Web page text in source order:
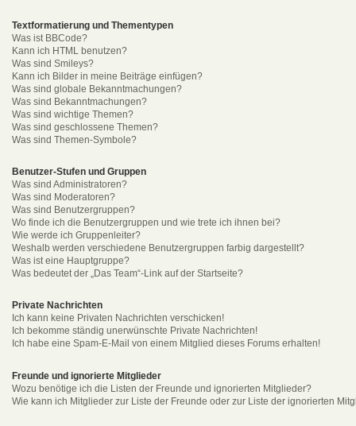
Textformatierung und Thementypen
Was ist BBCode?
Kann ich HTML benutzen?
Was sind Smileys?
Kann ich Bilder in meine Beiträge einfügen?
Was sind globale Bekanntmachungen?
Was sind Bekanntmachungen?
Was sind wichtige Themen?
Was sind geschlossene Themen?
Was sind Themen-Symbole?
Benutzer-Stufen und Gruppen
Was sind Administratoren?
Was sind Moderatoren?
Was sind Benutzergruppen?
Wo finde ich die Benutzergruppen und wie trete ich ihnen bei?
Wie werde ich Gruppenleiter?
Weshalb werden verschiedene Benutzergruppen farbig dargestellt?
Was ist eine Hauptgruppe?
Was bedeutet der „Das Team“-Link auf der Startseite?
Private Nachrichten
Ich kann keine Privaten Nachrichten verschicken!
Ich bekomme ständig unerwünschte Private Nachrichten!
Ich habe eine Spam-E-Mail von einem Mitglied dieses Forums erhalten!
Freunde und ignorierte Mitglieder
Wozu benötige ich die Listen der Freunde und ignorierten Mitglieder?
Wie kann ich Mitglieder zur Liste der Freunde oder zur Liste der ignorierten